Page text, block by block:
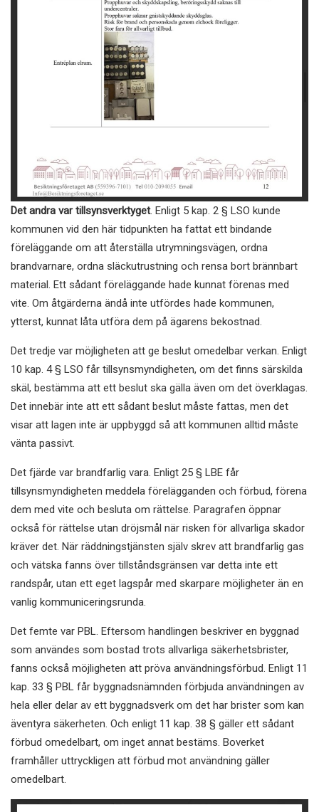
Det andra var tillsynsverktyget. Enligt 5 kap. 2 § LSO kunde
kommunen vid den här tidpunkten ha fattat ett bindande
föreläggande om att återställa utrymningsvägen, ordna
brandvarnare, ordna släckutrustning och rensa bort brännbart
material. Ett sådant föreläggande hade kunnat förenas med
vite. Om åtgärderna ändå inte utfördes hade kommunen,
ytterst, kunnat låta utföra dem på ägarens bekostnad.
Det tredje var möjligheten att ge beslut omedelbar verkan. Enligt
10 kap. 4 § LSO får tillsynsmyndigheten, om det finns särskilda
skäl, bestämma att ett beslut ska gälla även om det överklagas.
Det innebär inte att ett sådant beslut måste fattas, men det
visar att lagen inte är uppbyggd så att kommunen alltid måste
vänta passivt.
Det fjärde var brandfarlig vara. Enligt 25 § LBE får
tillsynsmyndigheten meddela förelägganden och förbud, förena
dem med vite och besluta om rättelse. Paragrafen öppnar
också för rättelse utan dröjsmål när risken för allvarliga skador
kräver det. När räddningstjänsten själv skrev att brandfarlig gas
och vätska fanns över tillståndsgränsen var detta inte ett
randspår, utan ett eget lagspår med skarpare möjligheter än en
vanlig kommuniceringsrunda.
Det femte var PBL. Eftersom handlingen beskriver en byggnad
som användes som bostad trots allvarliga säkerhetsbrister,
fanns också möjligheten att pröva användningsförbud. Enligt 11
kap. 33 § PBL får byggnadsnämnden förbjuda användningen av
hela eller delar av ett byggnadsverk om det har brister som kan
äventyra säkerheten. Och enligt 11 kap. 38 § gäller ett sådant
förbud omedelbart, om inget annat bestäms. Boverket
framhåller uttryckligen att förbud mot användning gäller
omedelbart.